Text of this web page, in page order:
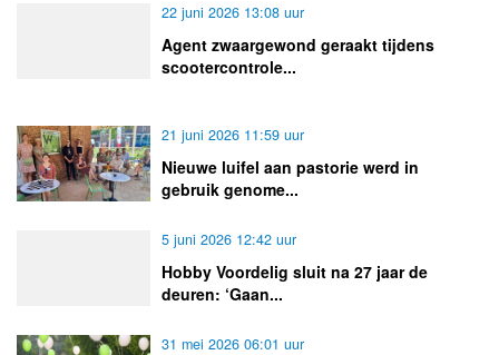
22 juni 2026 13:08 uur
Agent zwaargewond geraakt tijdens
scootercontrole...
21 juni 2026 11:59 uur
Nieuwe luifel aan pastorie werd in
gebruik genome...
5 juni 2026 12:42 uur
Hobby Voordelig sluit na 27 jaar de
deuren: ‘Gaan...
31 mei 2026 06:01 uur